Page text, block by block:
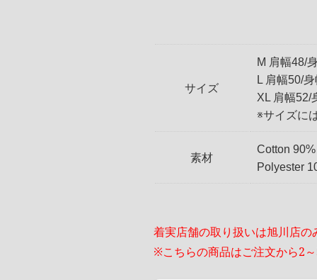
サイズ
M 肩幅48/
L 肩幅50/
XL 肩幅52/
※サイズに
素材
Cotton 90%
Polyester
着実店舗の取り扱いは旭川店の
※こちらの商品はご注文から2